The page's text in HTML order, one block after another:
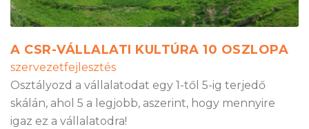
A CSR-VÁLLALATI KULTÚRA 10 OSZLOPA
szervezetfejlesztés
Osztályozd a vállalatodat egy 1-től 5-ig terjedő
skálán, ahol 5 a legjobb, aszerint, hogy mennyire
igaz ez a vállalatodra!